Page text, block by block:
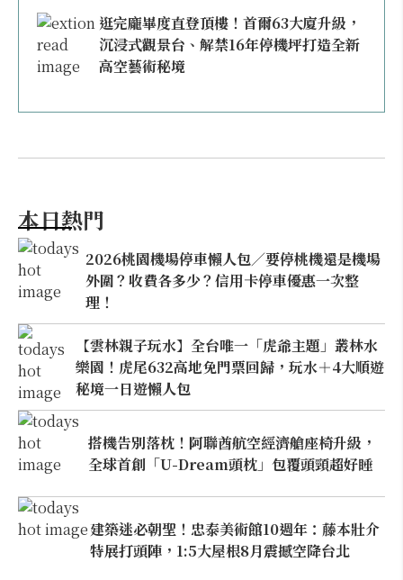
逛完龐畢度直登頂樓！首爾63大廈升級，
沉浸式觀景台、解禁16年停機坪打造全新
高空藝術秘境
本日熱門
2026桃園機場停車懶人包／要停桃機還是機場
外圍？收費各多少？信用卡停車優惠一次整
理！
【雲林親子玩水】全台唯一「虎爺主題」叢林水
樂園！虎尾632高地免門票回歸，玩水＋4大順遊
秘境一日遊懶人包
搭機告別落枕！阿聯酋航空經濟艙座椅升級，
全球首創「U-Dream頭枕」包覆頭頸超好睡
建築迷必朝聖！忠泰美術館10週年：藤本壯介
特展打頭陣，1:5大屋根8月震撼空降台北